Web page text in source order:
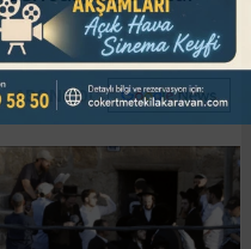
ABONE OL